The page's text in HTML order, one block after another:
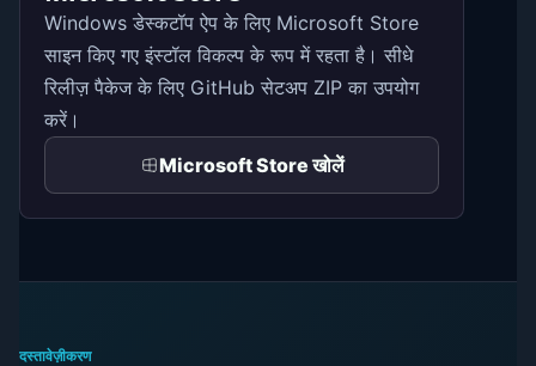
Windows डेस्कटॉप ऐप के लिए Microsoft Store
साइन किए गए इंस्टॉल विकल्प के रूप में रहता है। सीधे
रिलीज़ पैकेज के लिए GitHub सेटअप ZIP का उपयोग
करें।
Microsoft Store खोलें
दस्तावेज़ीकरण